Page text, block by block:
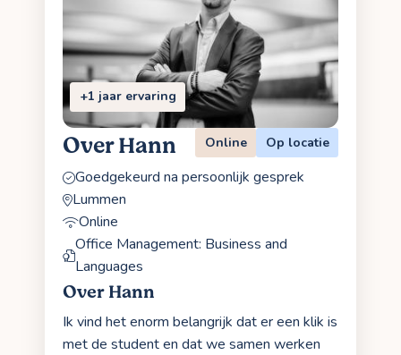
+1 jaar ervaring
Over Hann Online Op locatie
Goedgekeurd na persoonlijk gesprek
Lummen
Online
Office Management: Business and
Languages
Over Hann
Ik vind het enorm belangrijk dat er een klik is
met de student en dat we samen werken